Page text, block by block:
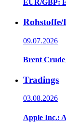
EUR/GBP:
Rohstoffe/
09.07.2026
Brent Crude
Tradings
03.08.2026
Apple Inc.: